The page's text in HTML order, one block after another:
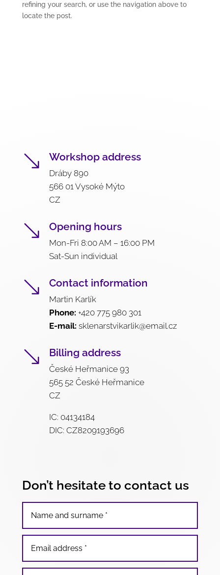
refining your search, or use the navigation above to
locate the post.
' Workshop address
Dráby 890
566 01 Vysoké Mýto
CZ
' Opening hours
Mon-Fri 8:00 AM – 16:00 PM
Sat-Sun individual
' Contact information
Martin Karlík
Phone: +420 775 980 301
E-mail: sklenarstvikarlik@email.cz
' Billing address
České Heřmanice 93
565 52 České Heřmanice
CZ
IC: 04134184
DIC: CZ8209193696
Don’t hesitate to contact us